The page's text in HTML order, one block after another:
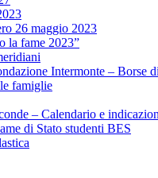
26 maggio 2023
la fame 2023”
Intermonte – Borse
famiglie
– Calendario e
di Stato studenti BES